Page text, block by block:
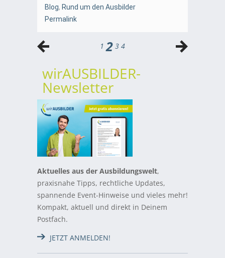
Blog, Rund um den Ausbilder
Permalink
1 2 3 4
wirAUSBILDER-
Newsletter
Aktuelles aus der Ausbildungswelt,
praxisnahe Tipps, rechtliche Updates,
spannende Event-Hinweise und vieles mehr!
Kompakt, aktuell und direkt in Deinem
Postfach.
JETZT ANMELDEN!